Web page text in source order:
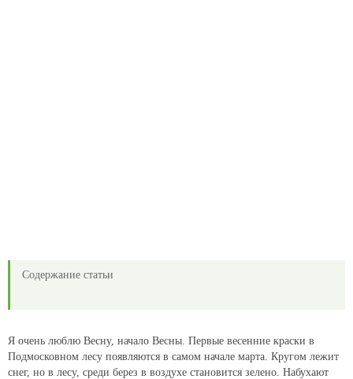
Содержание статьи
Я очень люблю Весну, начало Весны. Первые весенние краски в
Подмосковном лесу появляются в самом начале марта. Кругом лежит
снег, но в лесу, среди берез в воздухе становится зелено. Набухают